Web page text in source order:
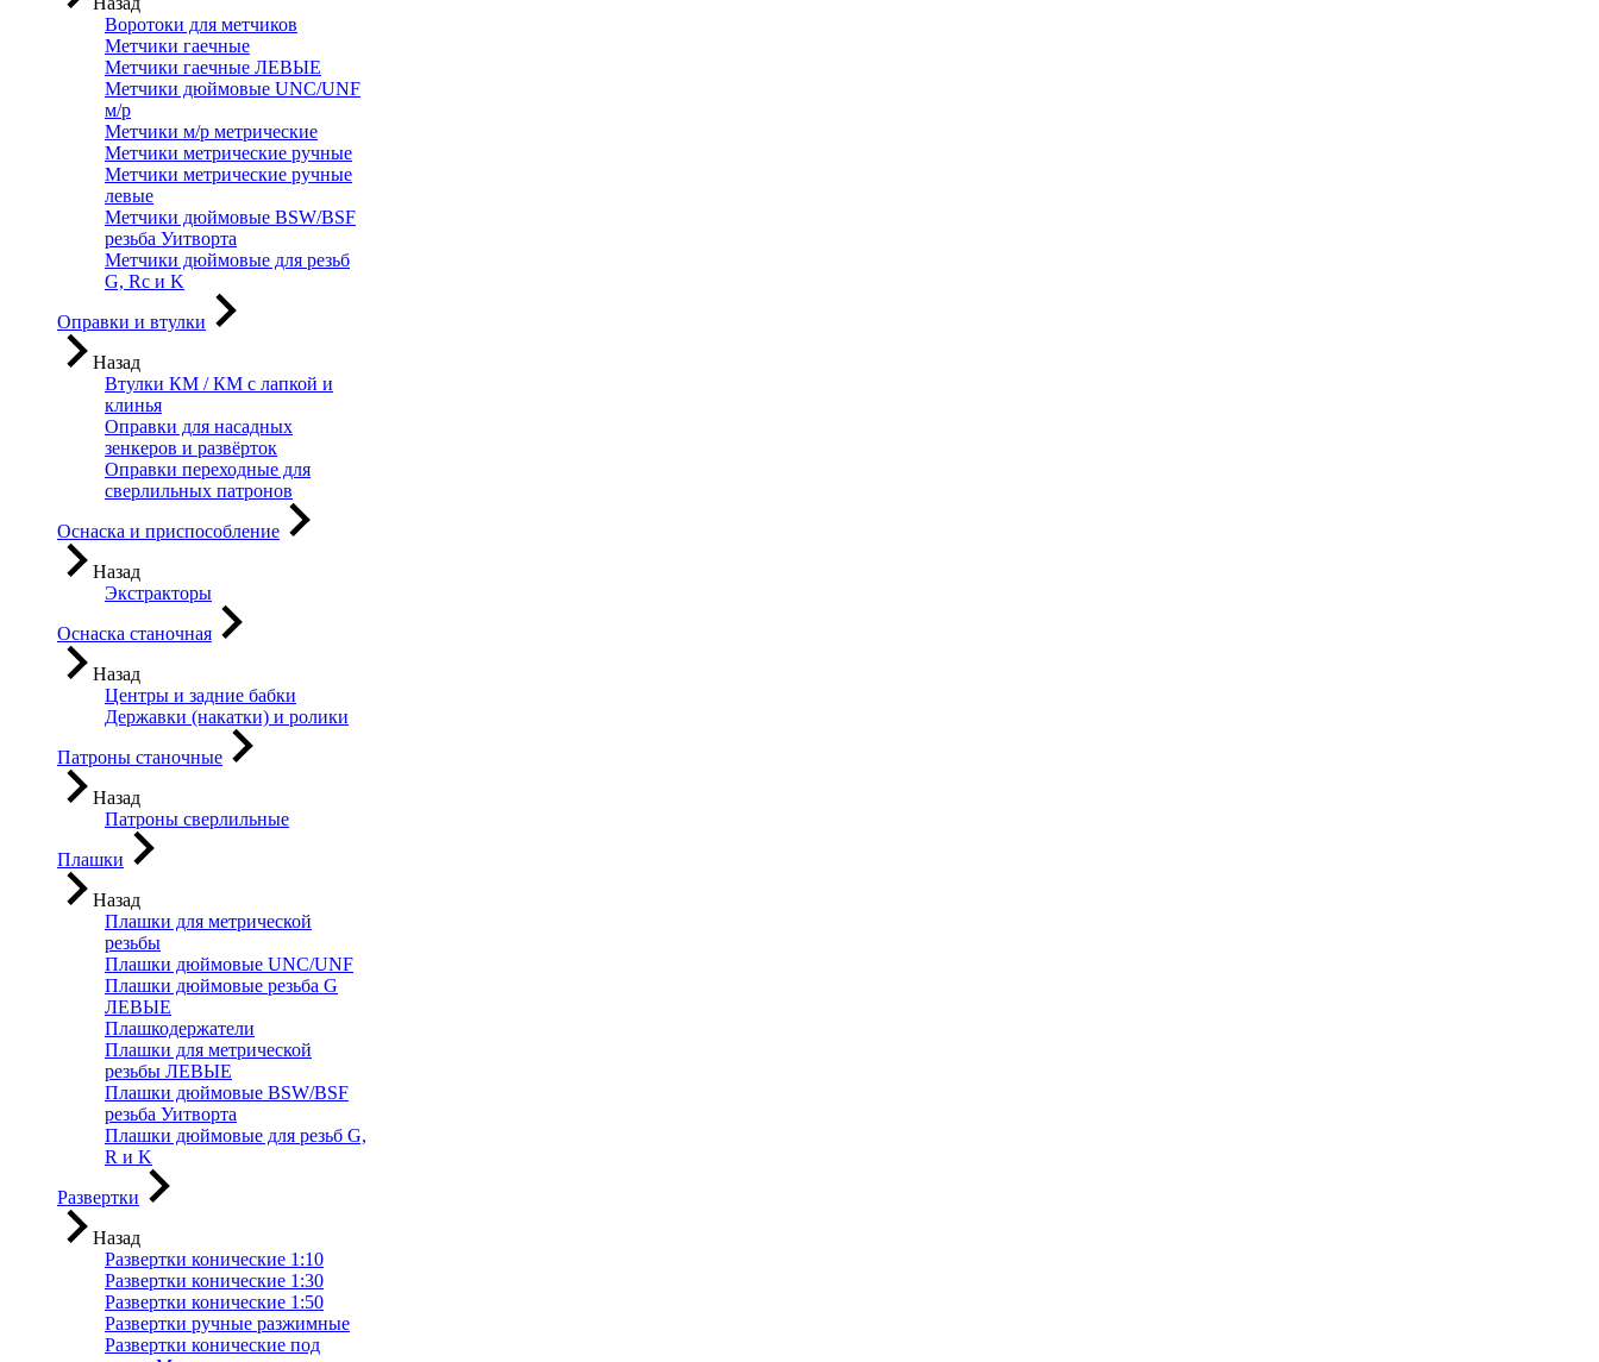
Воротоки для метчиков
Метчики гаечные
Метчики гаечные ЛЕВЫЕ
Метчики дюймовые UNC/UNF
м/р
Метчики м/р метрические
Метчики метрические ручные
Метчики метрические ручные
левые
Метчики дюймовые BSW/BSF
резьба Уитворта
Метчики дюймовые для резьб
G, Rc и K
Оправки и втулки
Назад
Втулки КМ / КМ с лапкой и
клинья
Оправки для насадных
зенкеров и развёрток
Оправки переходные для
сверлильных патронов
Оснаска и приспособление
Назад
Экстракторы
Оснаска станочная
Назад
Центры и задние бабки
Державки (накатки) и ролики
Патроны станочные
Назад
Патроны сверлильные
Плашки
Назад
Плашки для метрической
резьбы
Плашки дюймовые UNC/UNF
Плашки дюймовые резьба G
ЛЕВЫЕ
Плашкодержатели
Плашки для метрической
резьбы ЛЕВЫЕ
Плашки дюймовые BSW/BSF
резьба Уитворта
Плашки дюймовые для резьб G,
R и K
Развертки
Назад
Развертки конические 1:10
Развертки конические 1:30
Развертки конические 1:50
Развертки ручные разжимные
Развертки конические под